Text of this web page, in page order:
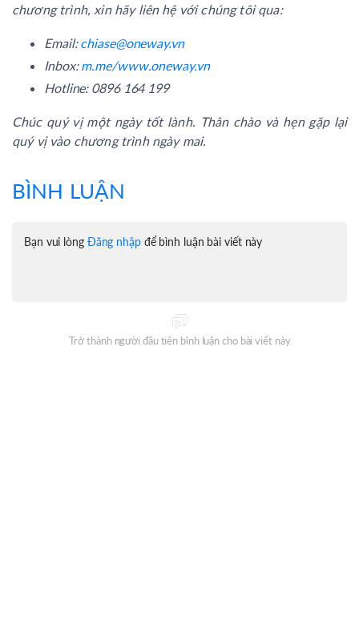
chương trình, xin hãy liên hệ với chúng tôi qua:
Email:chiase@oneway.vn
Inbox:m.me/www.oneway.vn
Hotline: 0896 164 199
Chúc quý vị một ngày tốt lành. Thân chào và hẹn gặp lại
quý vị vào chương trình ngày mai.
BÌNH LUẬN
Bạn vui lòng Đăng nhậpđể bình luận bài viết này
Trở thành người đầu tiên bình luận cho bài viết này